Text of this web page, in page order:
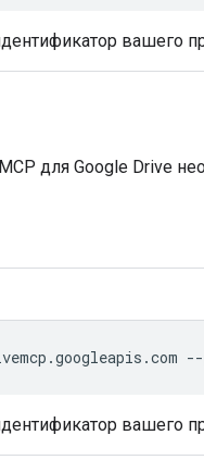
вашего
для Google Drive
вашего